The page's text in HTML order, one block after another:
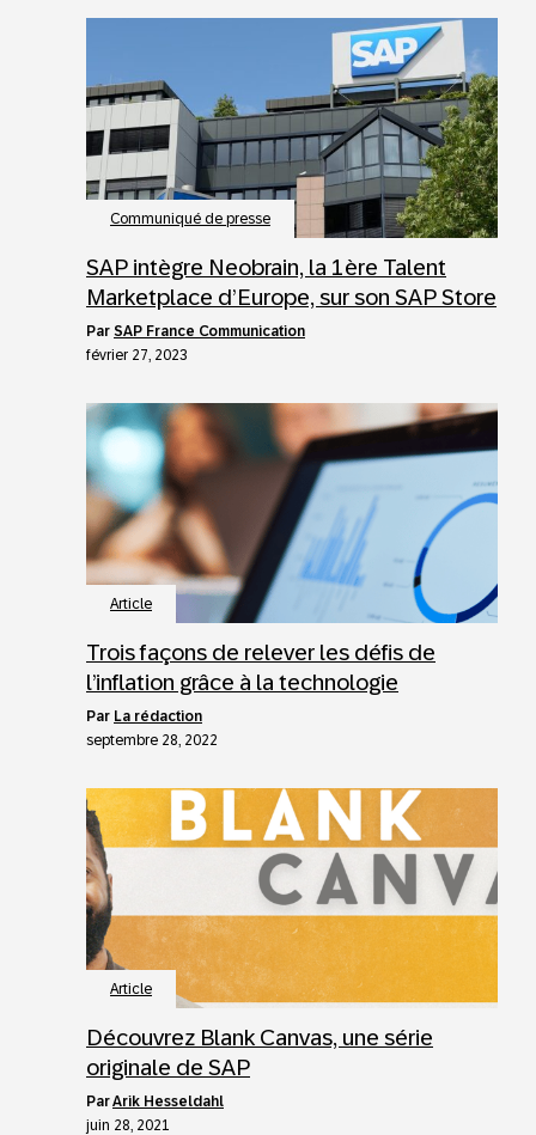
Communiqué de presse
SAP intègre Neobrain, la 1ère Talent
Marketplace d’Europe, sur son SAP Store
par SAP France Communication
février 27, 2023
Article
Trois façons de relever les défis de
l’inflation grâce à la technologie
par La rédaction
septembre 28, 2022
Article
Découvrez Blank Canvas, une série
originale de SAP
parArik Hesseldahl
juin 28, 2021